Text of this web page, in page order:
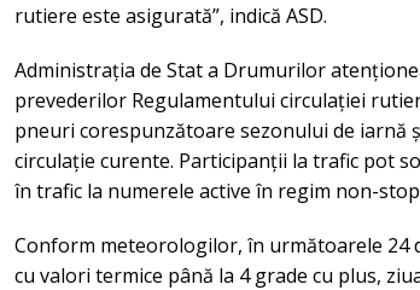
rutiere este asigurată”, indică ASD.
Administrația de Stat a Drumurilor
prevederilor Regulamentului circulației
pneuri corespunzătoare sezonului de iarnă
circulație curente. Participanții la trafic pot
în trafic la numerele active în regim non-
Conform meteorologilor, în următoarele 24
cu valori termice până la 4 grade cu plus,